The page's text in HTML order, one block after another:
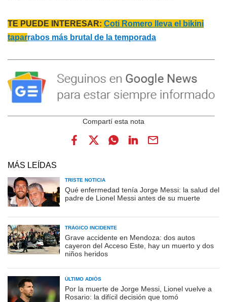
TE PUEDE INTERESAR: Coti Romero lleva el bikini
taparrabos más brutal de la temporada
MÁS LEÍDAS
TRISTE NOTICIA
Qué enfermedad tenía Jorge Messi: la salud del
padre de Lionel Messi antes de su muerte
TRÁGICO INCIDENTE
Grave accidente en Mendoza: dos autos
cayeron del Acceso Este, hay un muerto y dos
niños heridos
ÚLTIMO ADIÓS
Por la muerte de Jorge Messi, Lionel vuelve a
Rosario: la difícil decisión que tomó